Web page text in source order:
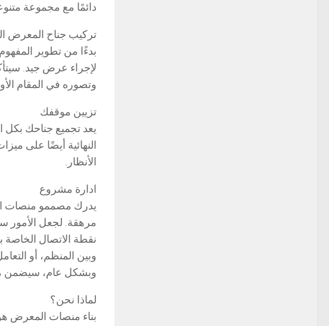
دائمًا مع مجموعة
تركيب جناح المعرض
بدءًا من تطوير
لإجراء عرض جيد.
وتصوره في المقام
تزيين موقفك
يعد تجميع جناحك بكل
النهائية أيضًا على
الأنظار.
ادارة مشروع
يدرك مصممو منصات
مرهقة. لجعل الأمور
نقطة الاتصال الخاصة
وبين المنظم، أو
وبشكل عام، سيضمن
لماذا نحن؟
بناء منصات المعرض